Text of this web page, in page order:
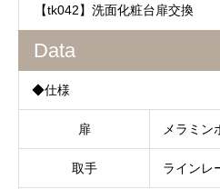
【tk042】洗面化粧台扉交換
Data
◆仕様
扉 メラミン
取手 ラインレ